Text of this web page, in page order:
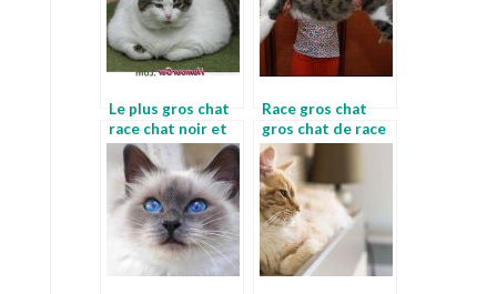
Le plus gros chat
race chat noir et
blanc race
Race gros chat
gros chat de race